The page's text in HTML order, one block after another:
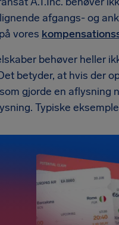
afgangs- og
vores
behøver heller
betyder, at hvis der
gjorde en aflysning
Typiske